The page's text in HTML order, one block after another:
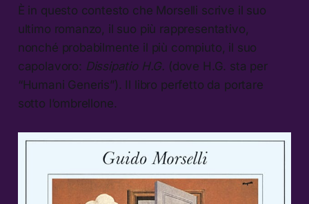
È in questo contesto che Morselli scrive il suo
ultimo romanzo, il suo più rappresentativo,
nonché probabilmente il più compiuto, il suo
capolavoro: Dissipatio H.G. (dove H.G. sta per
“Humani Generis”). Il libro perfetto da portare
sotto l’ombrellone.